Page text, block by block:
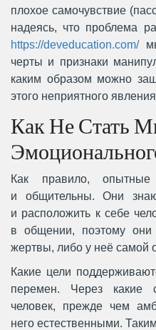
плохое самочувствие
надеясь, что проблема
https://deveducation.com/мы
черты и признаки
каким образом можно
этого неприятного
Как Не Стать
Как правило, опытные
и общительны. Они
и расположить к себе
в общении, поэтому они
жертвы, либо у неё самой
Какие цели
перемен. Через какие
человек, прежде чем
него естественными.